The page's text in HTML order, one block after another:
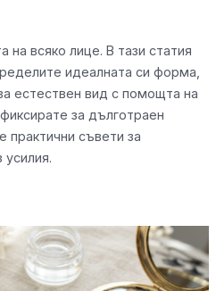
на всяко лице. В тази статия
идеалната си форма,
естествен вид с помощта на
за дълготраен
практични съвети за